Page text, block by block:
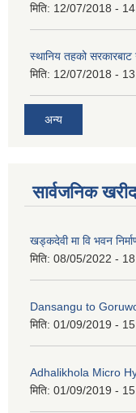
मिति: 12/07/2018 -
स्थानिय तहको
मिति: 12/07/2018 -
अन्य
सार्वजनिक
खड्कदेवी मा वि भवन
मिति: 08/05/2022 -
Dansangu to
मिति: 01/09/2019 -
Adhalikhola Micro
मिति: 01/09/2019 -